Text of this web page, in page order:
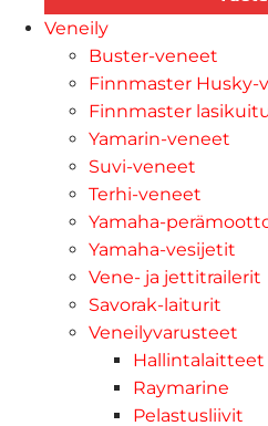
Veneily
Buster-veneet
Finnmaster Husky-
Finnmaster
Yamarin-veneet
Suvi-veneet
Terhi-veneet
Yamaha-
Yamaha-vesijetit
Vene- ja jettitrailerit
Savorak-laiturit
Veneilyvarusteet
Hallintalaitteet
Raymarine
Pelastusliivit